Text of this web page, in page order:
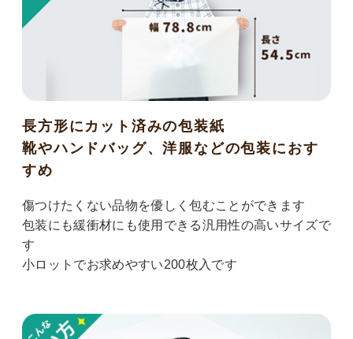
長方形にカット済みの包装紙
靴やハンドバッグ、洋服などの包装におす
すめ
傷つけたくない品物を優しく包むことができます
包装にも緩衝材にも使用できる汎用性の高いサイズで
す
小ロットでお求めやすい200枚入です